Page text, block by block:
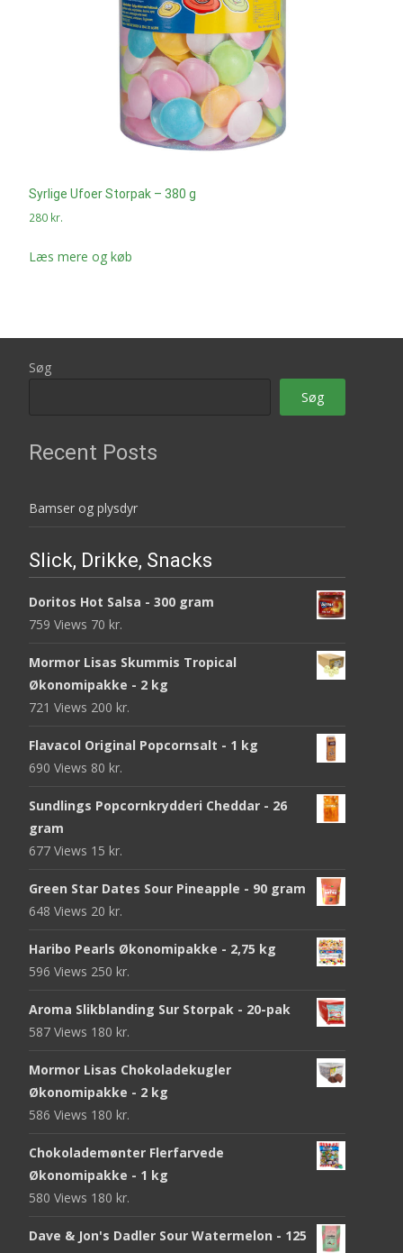
Syrlige Ufoer Storpak – 380 g
280 kr.
Læs mere og køb
Søg
Søg
Recent Posts
Bamser og plysdyr
Slick, Drikke, Snacks
Doritos Hot Salsa - 300 gram
759 Views 70 kr.
Mormor Lisas Skummis Tropical
Økonomipakke - 2 kg
721 Views 200 kr.
Flavacol Original Popcornsalt - 1 kg
690 Views 80 kr.
Sundlings Popcornkrydderi Cheddar - 26
gram
677 Views 15 kr.
Green Star Dates Sour Pineapple - 90 gram
648 Views 20 kr.
Haribo Pearls Økonomipakke - 2,75 kg
596 Views 250 kr.
Aroma Slikblanding Sur Storpak - 20-pak
587 Views 180 kr.
Mormor Lisas Chokoladekugler
Økonomipakke - 2 kg
586 Views 180 kr.
Chokolademønter Flerfarvede
Økonomipakke - 1 kg
580 Views 180 kr.
Dave & Jon's Dadler Sour Watermelon - 125